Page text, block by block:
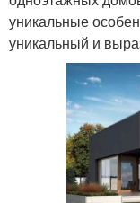
уникальные
уникальный и